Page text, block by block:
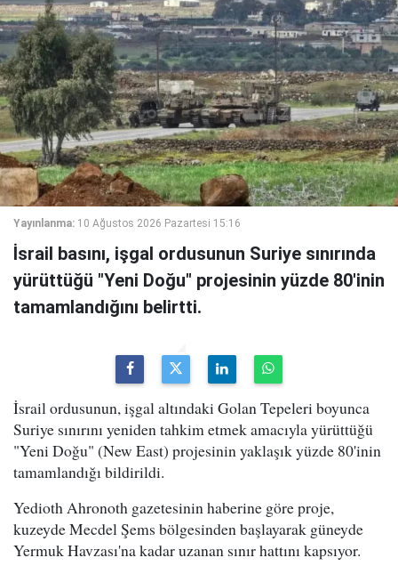
Yayınlanma: 10 Ağustos 2026 Pazartesi 15:16
İsrail basını, işgal ordusunun Suriye sınırında
yürüttüğü "Yeni Doğu" projesinin yüzde 80'inin
tamamlandığını belirtti.
İsrail ordusunun, işgal altındaki Golan Tepeleri boyunca
Suriye sınırını yeniden tahkim etmek amacıyla yürüttüğü
"Yeni Doğu" (New East) projesinin yaklaşık yüzde 80'inin
tamamlandığı bildirildi.
Yedioth Ahronoth gazetesinin haberine göre proje,
kuzeyde Mecdel Şems bölgesinden başlayarak güneyde
Yermuk Havzası'na kadar uzanan sınır hattını kapsıyor.